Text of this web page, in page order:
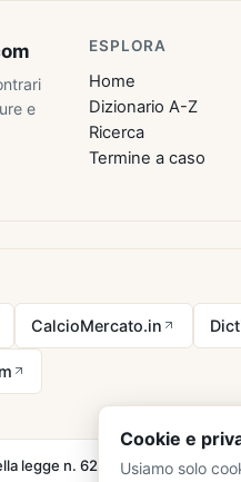
e
ESPLORA
Home
Dizionario A-Z
Ricerca
Termine a caso
CalcioMercato.in
legge n. 62 del 07.03.2001
Cookie e
Usiamo solo